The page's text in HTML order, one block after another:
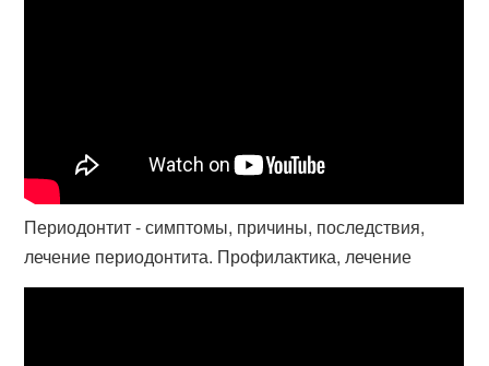
Периодонтит - симптомы, причины, последствия,
лечение периодонтита. Профилактика, лечение